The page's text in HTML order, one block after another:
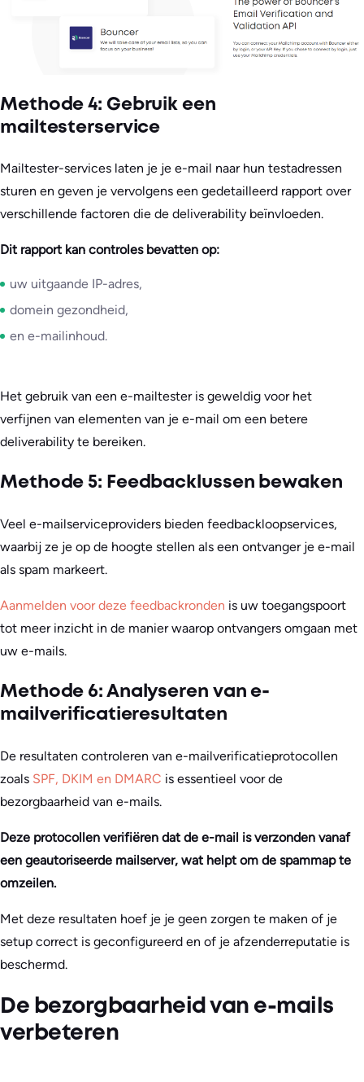
Methode 4: Gebruik een
mailtesterservice
Mailtester-services laten je je e-mail naar hun testadressen
sturen en geven je vervolgens een gedetailleerd rapport over
verschillende factoren die de deliverability beïnvloeden.
Dit rapport kan controles bevatten op:
uw uitgaande IP-adres,
domein gezondheid,
en e-mailinhoud.
Het gebruik van een e-mailtester is geweldig voor het
verfijnen van elementen van je e-mail om een betere
deliverability te bereiken.
Methode 5: Feedbacklussen bewaken
Veel e-mailserviceproviders bieden feedbackloopservices,
waarbij ze je op de hoogte stellen als een ontvanger je e-mail
als spam markeert.
Aanmelden voor deze feedbackronden is uw toegangspoort
tot meer inzicht in de manier waarop ontvangers omgaan met
uw e-mails.
Methode 6: Analyseren van e-
mailverificatieresultaten
De resultaten controleren van e-mailverificatieprotocollen
zoals SPF, DKIM en DMARC is essentieel voor de
bezorgbaarheid van e-mails.
Deze protocollen verifiëren dat de e-mail is verzonden vanaf
een geautoriseerde mailserver, wat helpt om de spammap te
omzeilen.
Met deze resultaten hoef je je geen zorgen te maken of je
setup correct is geconfigureerd en of je afzenderreputatie is
beschermd.
De bezorgbaarheid van e-mails
verbeteren